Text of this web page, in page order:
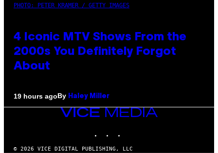
PHOTO: PETER KRAMER / GETTY IMAGES
4 Iconic MTV Shows From the
2000s You Definitely Forgot
About
19 hours agoBy Haley Miller
VICE
© 2026 VICE DIGITAL PUBLISHING, LLC